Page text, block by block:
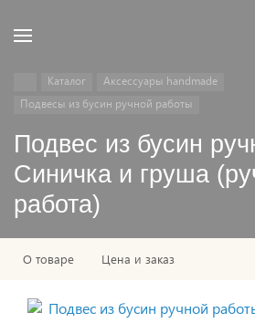
Каталог
Аксессуары handmade
Подвесы из бусин ручной работы
Подвес из бусин
Синичка и груша
работа)
О товаре Цена и заказ